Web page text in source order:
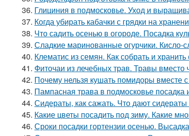
36. Глициния в подмосковье. Уход и
37. Когда убирать кабачки с грядки на
38. Что садить осенью в огороде. Посадка
39. Сладкие маринованные огурчики. Кисло-
40. Клематис из семян. Как собрать и
41. Фиточаи из лечебных трав. Травы
42. Почему нельзя кушать помидоры вместе
43. Пампасная трава в подмосковье
44. Сидераты, как сажать. Что дают сидераты
45. Какие цветы посадить под зиму. Какие
46. Сроки посадки гортензии осенью. Высадка